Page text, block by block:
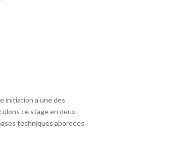
initiation a une des
ce stage en deux
techniques abordées